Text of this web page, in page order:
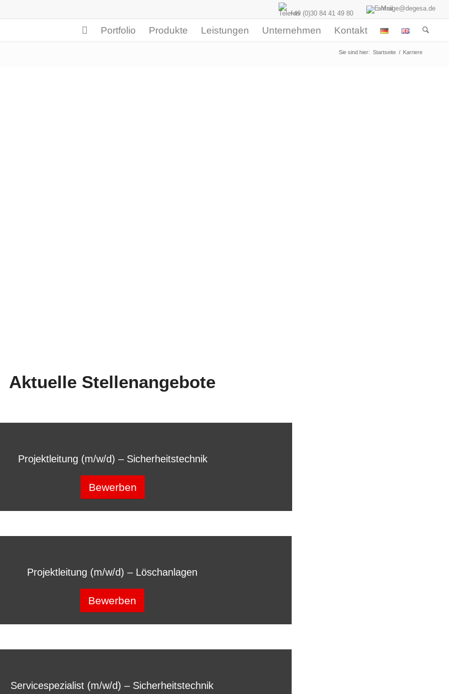
+49 (0)30 84 41 49 80
anfrage@degesa.de
Portfolio Produkte Leistungen Unternehmen Kontakt
Sie sind hier: Startseite / Karriere
Aktuelle Stellenangebote
Projektleitung (m/w/d) – Sicherheitstechnik
Bewerben
Projektleitung (m/w/d) – Löschanlagen
Bewerben
Servicespezialist (m/w/d) – Sicherheitstechnik